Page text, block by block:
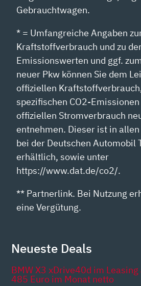
Gebrauchtwagen.
* = Umfangreiche Angaben
Kraftstoffverbrauch und zu
Emissionswerten und ggf.
neuer Pkw können Sie dem
offiziellen
spezifischen CO2-Emissionen
offiziellen Stromverbrauch
entnehmen. Dieser ist in
bei der Deutschen Automobil
erhältlich, sowie unter
https://www.dat.de/co2/.
** Partnerlink. Bei Nutzung
eine Vergütung.
Neueste Deals
BMW X3 xDrive40d im
485 Euro im Monat netto